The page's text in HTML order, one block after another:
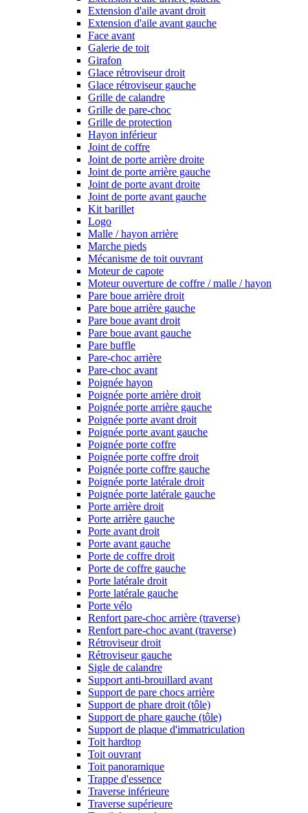
Extension d'aile avant droit
Extension d'aile avant gauche
Face avant
Galerie de toit
Girafon
Glace rétroviseur droit
Glace rétroviseur gauche
Grille de calandre
Grille de pare-choc
Grille de protection
Hayon inférieur
Joint de coffre
Joint de porte arrière droite
Joint de porte arrière gauche
Joint de porte avant droite
Joint de porte avant gauche
Kit barillet
Logo
Malle / hayon arrière
Marche pieds
Mécanisme de toit ouvrant
Moteur de capote
Moteur ouverture de coffre / malle / hayon
Pare boue arrière droit
Pare boue arrière gauche
Pare boue avant droit
Pare boue avant gauche
Pare buffle
Pare-choc arrière
Pare-choc avant
Poignée hayon
Poignée porte arrière droit
Poignée porte arrière gauche
Poignée porte avant droit
Poignée porte avant gauche
Poignée porte coffre
Poignée porte coffre droit
Poignée porte coffre gauche
Poignée porte latérale droit
Poignée porte latérale gauche
Porte arrière droit
Porte arrière gauche
Porte avant droit
Porte avant gauche
Porte de coffre droit
Porte de coffre gauche
Porte latérale droit
Porte latérale gauche
Porte vélo
Renfort pare-choc arrière (traverse)
Renfort pare-choc avant (traverse)
Rétroviseur droit
Rétroviseur gauche
Sigle de calandre
Support anti-brouillard avant
Support de pare chocs arrière
Support de phare droit (tôle)
Support de phare gauche (tôle)
Support de plaque d'immatriculation
Toit hardtop
Toit ouvrant
Toit panoramique
Trappe d'essence
Traverse inférieure
Traverse supérieure